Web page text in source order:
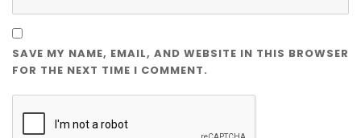
SAVE MY NAME, EMAIL, AND WEBSITE IN THIS BROWSER
FOR THE NEXT TIME I COMMENT.